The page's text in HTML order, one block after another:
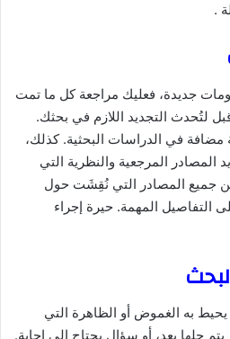
.
جديدة، فعليك مراجعة كل ما تمت
لتُحدث التجديد اللازم في بحثك.
في الدراسات البحثية. كذلك،
المرجعية والنظرية التي
جميع المصادر التي نُقِشَت حول
التفاصيل المهمة. حيرة إجراء
به الغموض أو الظاهرة التي
حلها بعد، أو سؤال يحتاج إلى إجابة.